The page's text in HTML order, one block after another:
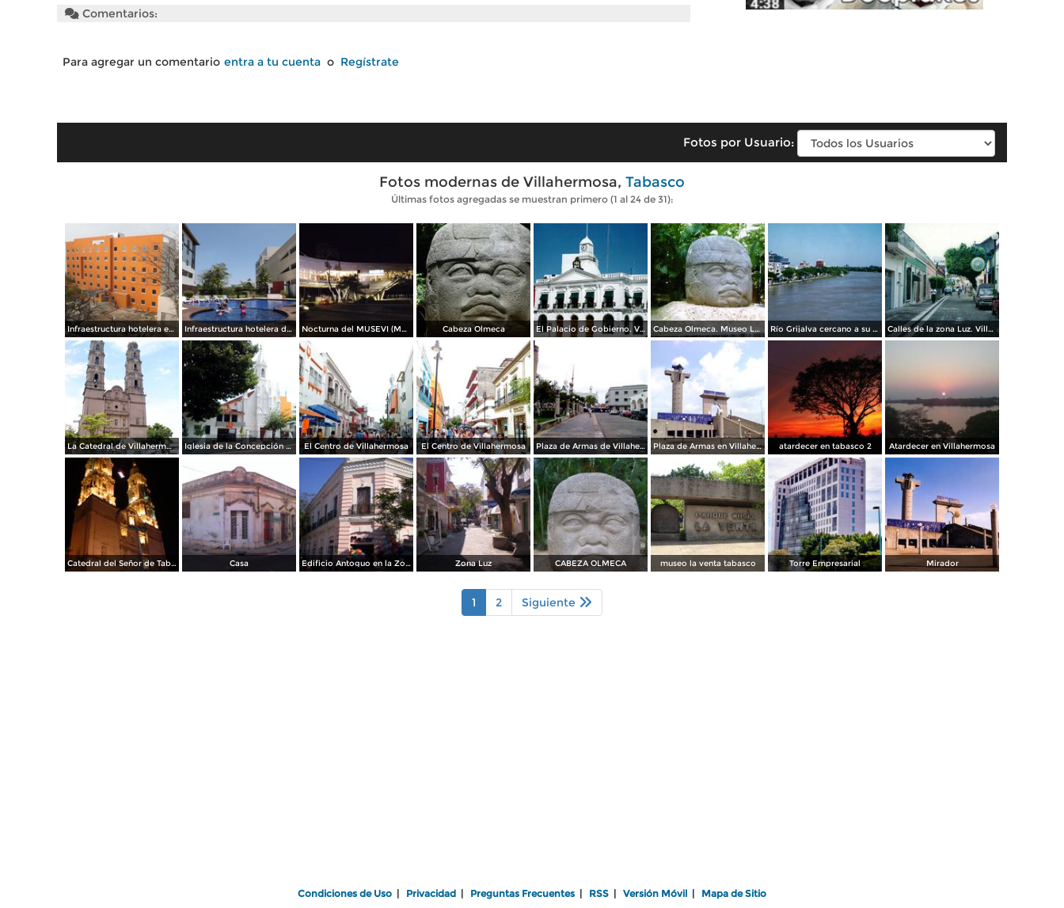
Comentarios:
Para agregar un comentario entra a tu cuenta o Regístrate
Fotos por Usuario:
Fotos modernas de Villahermosa, Tabasco
Últimas fotos agregadas se muestran primero (1 al 24 de 31):
Infraestructura hotelera en la capital. Diciembre/2014 Infraestructura hotelera de primera. Villahermosa. Abril/2013 Nocturna del MUSEVI (Museo elevado de Villahermosa). Marzo/2013 Cabeza Olmeca El Palacio de Gobierno. Villahermosa. 2002 Cabeza Olmeca. Museo La Venta. 2005 Río Grijalva cercano a su nivel crítico de desbordamiento. Villahermosa, Tabasco Calles de la zona Luz. Villahermosa, Tabasco
La Catedral de Villahermosa Iglesia de la Concepción de Villahermosa El Centro de Villahermosa El Centro de Villahermosa Plaza de Armas de Villahermosa Plaza de Armas en Villahermosa atardecer en tabasco 2 Atardecer en Villahermosa
Catedral del Señor de Tabasco Casa Edificio Antoguo en la Zona Luz Zona Luz CABEZA OLMECA museo la venta tabasco Torre Empresarial Mirador
1 2 Siguiente
Condiciones de Uso Privacidad Preguntas Frecuentes RSS Versión Móvil Mapa de Sitio